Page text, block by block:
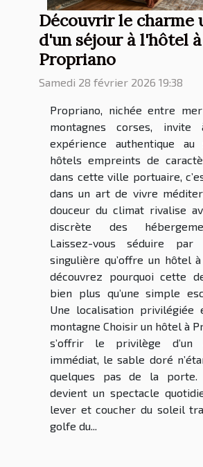
Découvrir le charme
d'un séjour à l'hôtel à
Propriano
Samedi 28 février 2026 19:38
Propriano, nichée entre
montagnes corses,
expérience authentique
hôtels empreints de
dans cette ville portuaire,
dans un art de vivre
douceur du climat rivalise
discrète des
Laissez-vous séduire par
singulière qu’offre un hôtel
découvrez pourquoi cette
bien plus qu’une simple
Une localisation
montagne Choisir un hôtel à
s’offrir le privilège d’un
immédiat, le sable doré
quelques pas de la
devient un spectacle
lever et coucher du soleil
golfe du...